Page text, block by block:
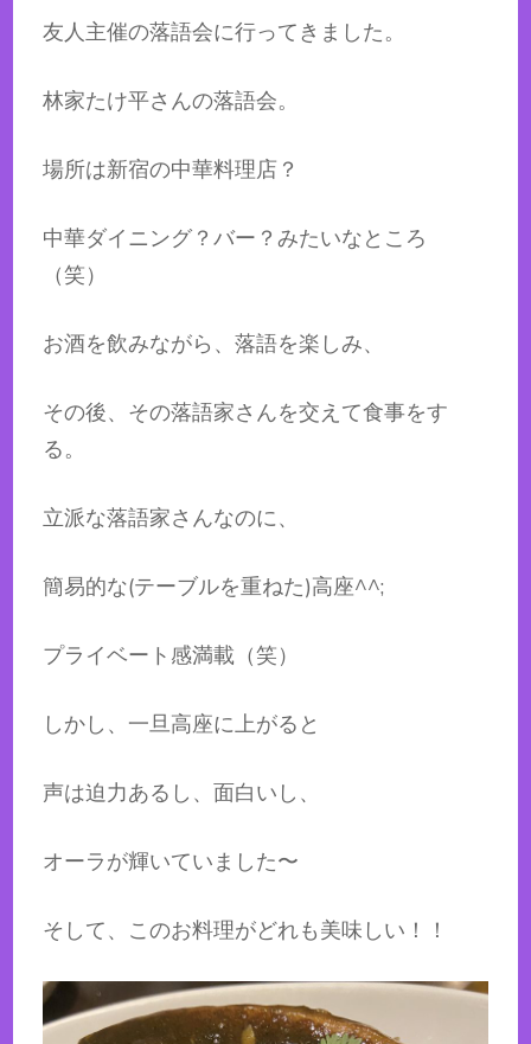
友人主催の落語会に行ってきました。
林家たけ平さんの落語会。
場所は新宿の中華料理店？
中華ダイニング？バー？みたいなところ
（笑）
お酒を飲みながら、落語を楽しみ、
その後、その落語家さんを交えて食事をす
る。
立派な落語家さんなのに、
簡易的な(テーブルを重ねた)高座^^;
プライベート感満載（笑）
しかし、一旦高座に上がると
声は迫力あるし、面白いし、
オーラが輝いていました〜
そして、このお料理がどれも美味しい！！